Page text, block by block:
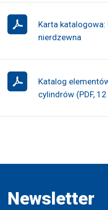
Karta katalogowa:
nierdzewna
Katalog
cylindrów (PDF, 12
Newsletter